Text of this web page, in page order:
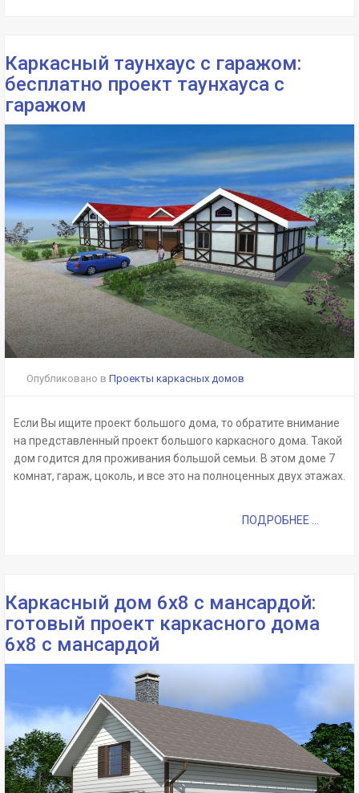
Каркасный таунхаус с гаражом:
бесплатно проект таунхауса с
гаражом
Опубликовано в Проекты каркасных домов
Если Вы ищите проект большого дома, то обратите внимание
на представленный проект большого каркасного дома. Такой
дом годится для проживания большой семьи. В этом доме 7
комнат, гараж, цоколь, и все это на полноценных двух этажах.
ПОДРОБНЕЕ ...
Каркасный дом 6х8 с мансардой:
готовый проект каркасного дома
6х8 с мансардой